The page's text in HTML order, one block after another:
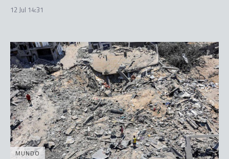
12 Jul 14:31
MUNDO